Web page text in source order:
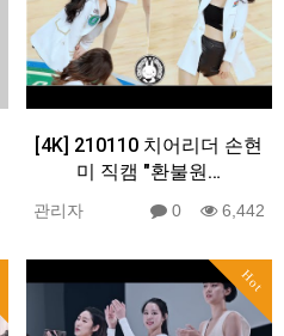
[4K] 210110 치어리더 손현
미 직캠 "환불원…
관리자 0 6,442
Hot